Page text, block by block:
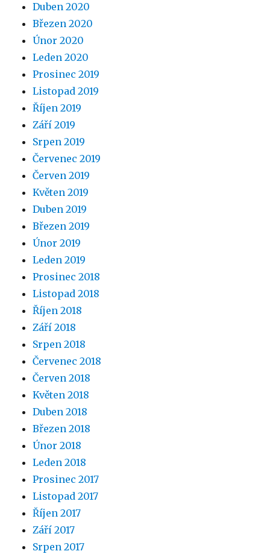
Duben 2020
Březen 2020
Únor 2020
Leden 2020
Prosinec 2019
Listopad 2019
Říjen 2019
Září 2019
Srpen 2019
Červenec 2019
Červen 2019
Květen 2019
Duben 2019
Březen 2019
Únor 2019
Leden 2019
Prosinec 2018
Listopad 2018
Říjen 2018
Září 2018
Srpen 2018
Červenec 2018
Červen 2018
Květen 2018
Duben 2018
Březen 2018
Únor 2018
Leden 2018
Prosinec 2017
Listopad 2017
Říjen 2017
Září 2017
Srpen 2017